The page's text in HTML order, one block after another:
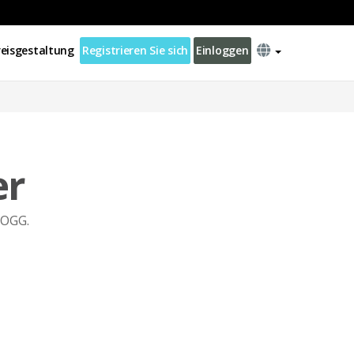
Registrieren Sie sich Einloggen